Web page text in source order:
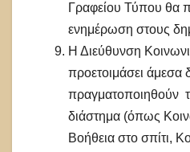
Γραφείου Τύπου θα
ενημέρωση στους
Η Διεύθυνση
προετοιμάσει άμεσα
πραγματοποιηθούν
διάστημα (όπως
Βοήθεια στο σπίτι,